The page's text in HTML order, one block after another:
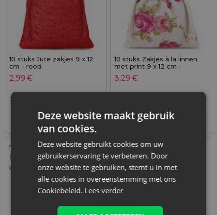
10 stuks Jute zakjes 9 x 12
cm - rood
2,99€
0,30
verp. +
10 stuks Zakjes à la linnen
met print 9 x 12 cm -
natuurlijke kleur / rozen
3,29€
1 verp. = 10 st.
Tijdelijk niet op voorraad
Maat: 9x12 cm
Stof: Organza
Kleur:
Maat: 9x12 cm
Stof: Organza
Kleur:
Deze website maakt gebruik
van cookies.
Deze website gebruikt cookies om uw
gebruikerservaring te verbeteren. Door
onze website te gebruiken, stemt u in met
alle cookies in overeenstemming met ons
Cookiebeleid. Lees verder